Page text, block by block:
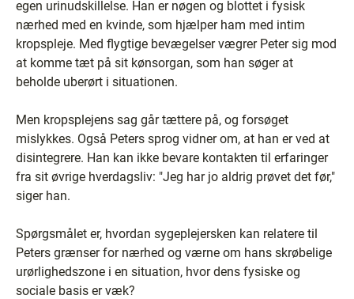
egen urinudskillelse. Han er nøgen og blottet i fysisk
nærhed med en kvinde, som hjælper ham med intim
kropspleje. Med flygtige bevægelser vægrer Peter sig mod
at komme tæt på sit kønsorgan, som han søger at
beholde uberørt i situationen.
Men kropsplejens sag går tættere på, og forsøget
mislykkes. Også Peters sprog vidner om, at han er ved at
disintegrere. Han kan ikke bevare kontakten til erfaringer
fra sit øvrige hverdagsliv: "Jeg har jo aldrig prøvet det før,"
siger han.
Spørgsmålet er, hvordan sygeplejersken kan relatere til
Peters grænser for nærhed og værne om hans skrøbelige
urørlighedszone i en situation, hvor dens fysiske og
sociale basis er væk?